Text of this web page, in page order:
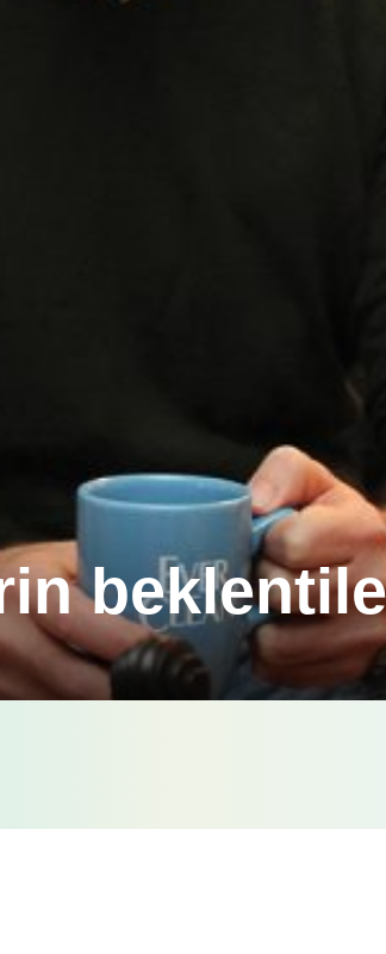
istedikleri ve aradıkları şeyi